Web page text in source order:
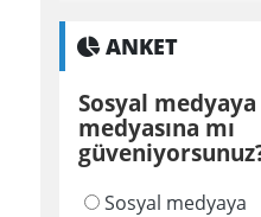
ANKET
Sosyal
medyasına mı
Sosyal medyaya